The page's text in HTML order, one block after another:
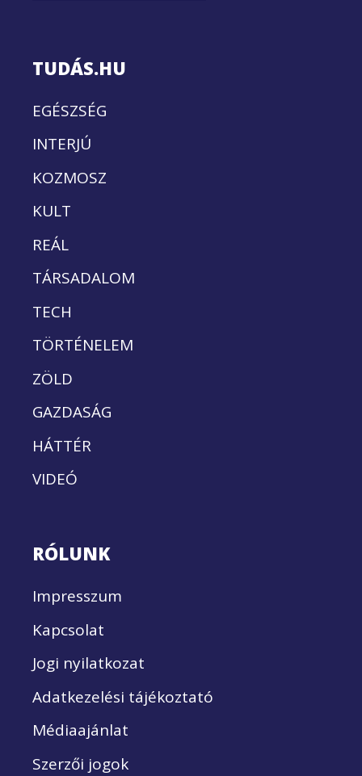
TUDÁS.HU
EGÉSZSÉG
INTERJÚ
KOZMOSZ
KULT
REÁL
TÁRSADALOM
TECH
TÖRTÉNELEM
ZÖLD
GAZDASÁG
HÁTTÉR
VIDEÓ
RÓLUNK
Impresszum
Kapcsolat
Jogi nyilatkozat
Adatkezelési tájékoztató
Médiaajánlat
Szerzői jogok